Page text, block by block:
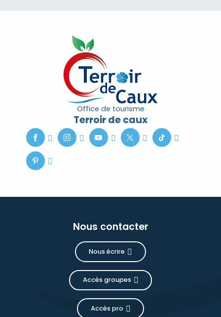
Office de tourisme
Terroir de caux
Nous contacter
Nous écrire
Accès groupes
Accès pro